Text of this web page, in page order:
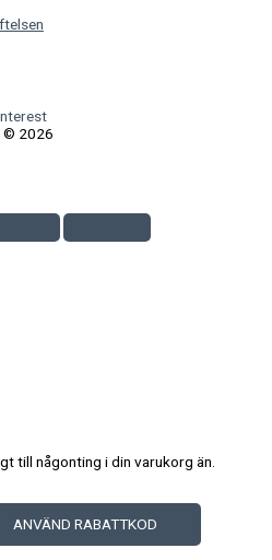
© 2026
till någonting i din varukorg än.
ANVÄND RABATTKOD